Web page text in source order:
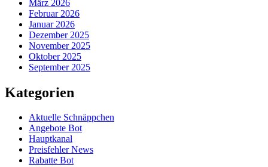
März 2026
Februar 2026
Januar 2026
Dezember 2025
November 2025
Oktober 2025
September 2025
Kategorien
Aktuelle Schnäppchen
Angebote Bot
Hauptkanal
Preisfehler News
Rabatte Bot